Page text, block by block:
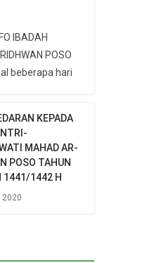
POSO
beberapa hari
KEPADA
MAHAD AR-
POSO TAHUN
1441/1442 H
2020